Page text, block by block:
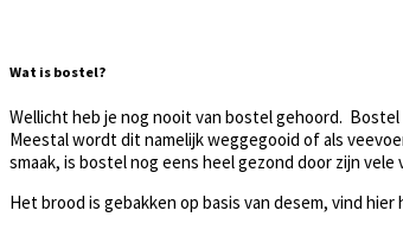
Wat is bostel?
Wellicht heb je nog nooit van bostel gehoord.
Meestal wordt dit namelijk weggegooid of als
smaak, is bostel nog eens heel gezond door zijn vele
Het brood is gebakken op basis van desem, vind